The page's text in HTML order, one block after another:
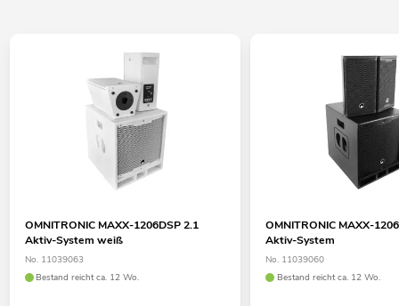
OMNITRONIC MAXX-1206DSP 2.1
Aktiv-System weiß
No. 11039063
Bestand reicht ca. 12 Wo.
OMNITRONIC MAXX-
Aktiv-System
No. 11039060
Bestand reicht ca. 12 Wo.